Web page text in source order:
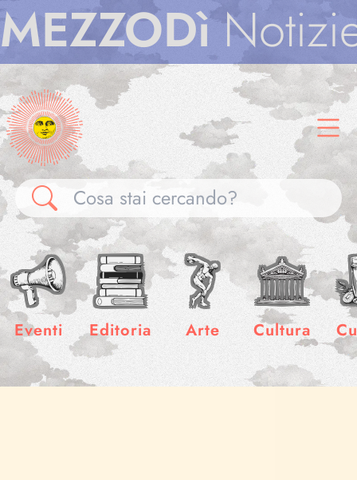
Notizie
Gallerie
Notizie
Shop
Eventi Editoria Arte Cultura